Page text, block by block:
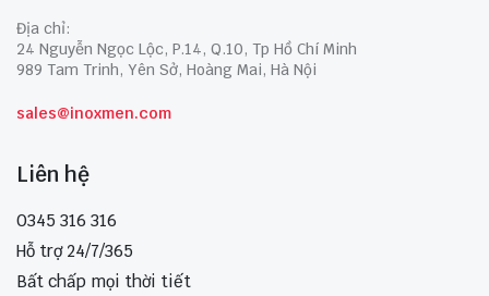
Địa chỉ:
24 Nguyễn Ngọc Lộc, P.14, Q.10, Tp Hồ Chí Minh
989 Tam Trinh, Yên Sở, Hoàng Mai, Hà Nội
sales@inoxmen.com
Liên hệ
0345 316 316
Hỗ trợ 24/7/365
Bất chấp mọi thời tiết